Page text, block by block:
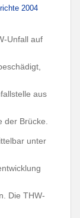
2004
Unfall auf
aus
der Brücke.
unter
Die THW-